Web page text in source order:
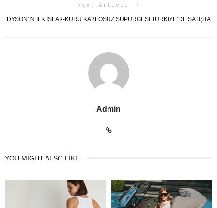
Next Article
DYSON’IN İLK ISLAK-KURU KABLOSUZ SÜPÜRGESI TÜRKIYE’DE SATIŞTA
Admin
YOU MIGHT ALSO LIKE